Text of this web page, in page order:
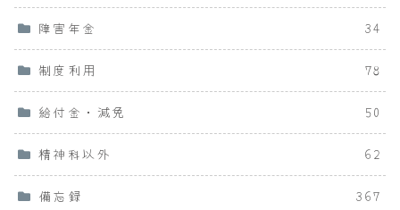
障害年金 34
制度利用 78
給付金・減免 50
精神科以外 62
備忘録 367